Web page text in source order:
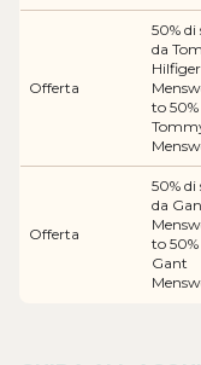
Offerta
50% di
da
Hilfiger
to
Offerta
50% di
da
to
Gant